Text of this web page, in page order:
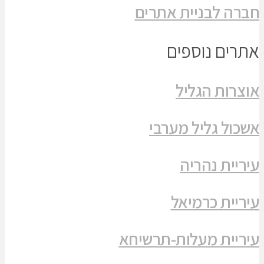
חברה לבניית אתרים
אתרים נוספים
אוצרות הגליל
אשכול גליל מערבי
עיריית נהריה
עיריית כרמיאל
עיריית מעלות-תרשיחא